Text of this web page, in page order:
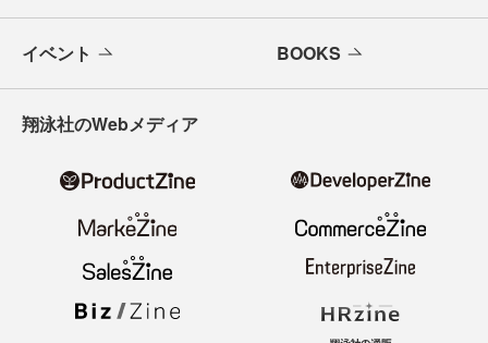
イベント BOOKS
翔泳社のWebメディア